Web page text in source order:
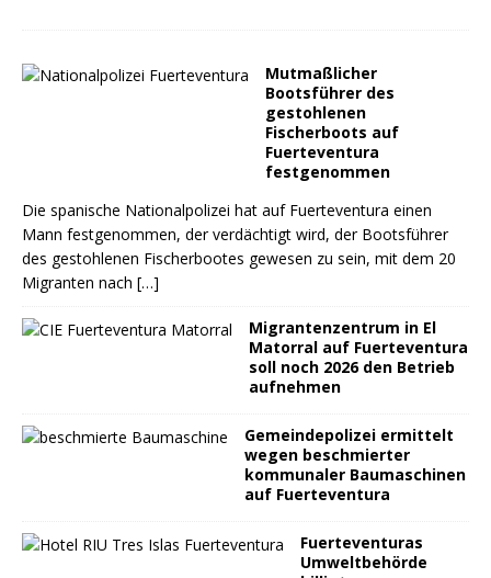
Mutmaßlicher
Bootsführer des
gestohlenen
Fischerboots auf
Fuerteventura
festgenommen
Die spanische Nationalpolizei hat auf Fuerteventura einen
Mann festgenommen, der verdächtigt wird, der Bootsführer
des gestohlenen Fischerbootes gewesen zu sein, mit dem 20
Migranten nach […]
Migrantenzentrum in El
Matorral auf Fuerteventura
soll noch 2026 den Betrieb
aufnehmen
Gemeindepolizei ermittelt
wegen beschmierter
kommunaler Baumaschinen
auf Fuerteventura
Fuerteventuras
Umweltbehörde